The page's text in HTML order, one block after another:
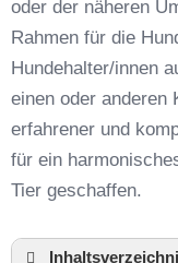
oder der näheren
Rahmen für die
Hundehalter/innen
einen oder anderen
erfahrener und
für ein
Tier geschaffen.